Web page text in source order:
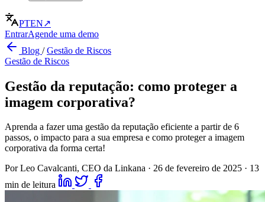
PTEN↗
EntrarAgende uma demo
Blog /Gestão de Riscos
Gestão de Riscos
Gestão da reputação: como proteger a
imagem corporativa?
Aprenda a fazer uma gestão da reputação eficiente a partir de 6
passos, o impacto para a sua empresa e como proteger a imagem
corporativa da forma certa!
Por Leo Cavalcanti, CEO da Linkana · 26 de fevereiro de 2025 · 13
min de leitura